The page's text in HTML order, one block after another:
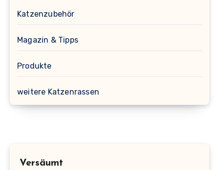
Katzenzubehör
Magazin & Tipps
Produkte
weitere Katzenrassen
Versäumt